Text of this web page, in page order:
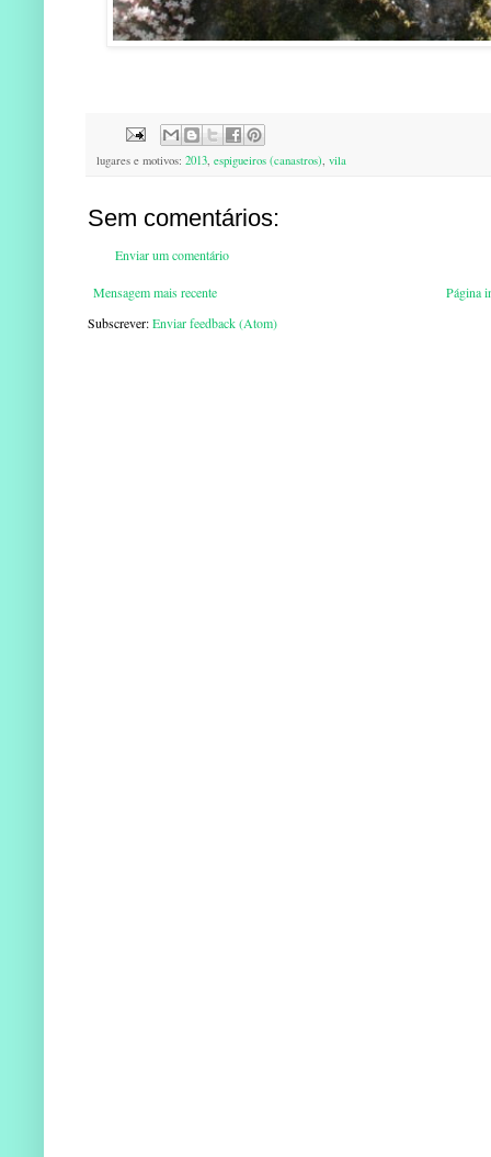
lugares e motivos: 2013, espigueiros (canastros), vila
Sem comentários:
Enviar um comentário
Mensagem mais recente
Página
Subscrever:Enviar feedback (Atom)